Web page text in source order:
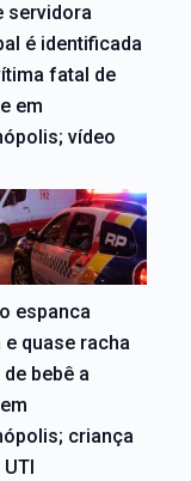
servidora
é identificada
fatal de
em
vídeo
espanca
e quase racha
bebê a
criança